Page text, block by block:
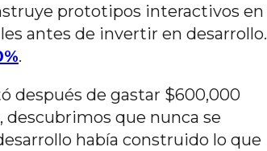
prototipos interactivos en
antes de invertir en desarrollo.
.
después de gastar $600,000
descubrimos que nunca se
había construido lo que